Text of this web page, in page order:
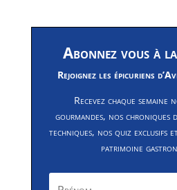
Abonnez vous à
Rejoignez les épicuriens
Recevez chaque semaine
gourmandes, nos chroniques
techniques, nos quiz exclusifs
patrimoine